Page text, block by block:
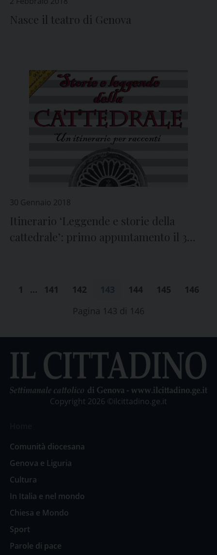
Nasce il teatro di Genova
30 Gennaio 2018
Itinerario ‘Leggende e storie della
cattedrale’: primo appuntamento il 3
1 … 141 142 144 145
146
Pagina 143 di 146
Copyright 2026 ©ilcittadino.ge.it
Comunità diocesana
Genova e Liguria
Cultura
In Italia e nel mondo
Chiesa e Mondo
Sport
Parole di pace